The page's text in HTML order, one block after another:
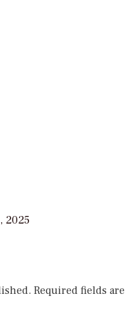
2025
Required fields are